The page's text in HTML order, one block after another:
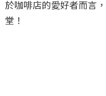
於咖啡店的愛好者而言
堂！